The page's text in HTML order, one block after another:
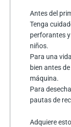
Antes del
Tenga
perforantes
niños.
Para una
bien antes
máquina.
Para
pautas de
Adquiere